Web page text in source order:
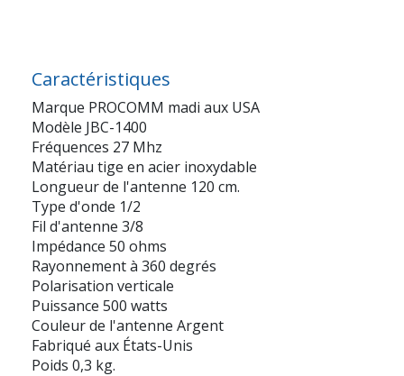
Caractéristiques
Marque PROCOMM madi aux USA
Modèle JBC-1400
Fréquences 27 Mhz
Matériau tige en acier inoxydable
Longueur de l'antenne 120 cm.
Type d'onde 1/2
Fil d'antenne 3/8
Impédance 50 ohms
Rayonnement à 360 degrés
Polarisation verticale
Puissance 500 watts
Couleur de l'antenne Argent
Fabriqué aux États-Unis
Poids 0,3 kg.